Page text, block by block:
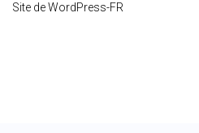
Site de WordPress-FR